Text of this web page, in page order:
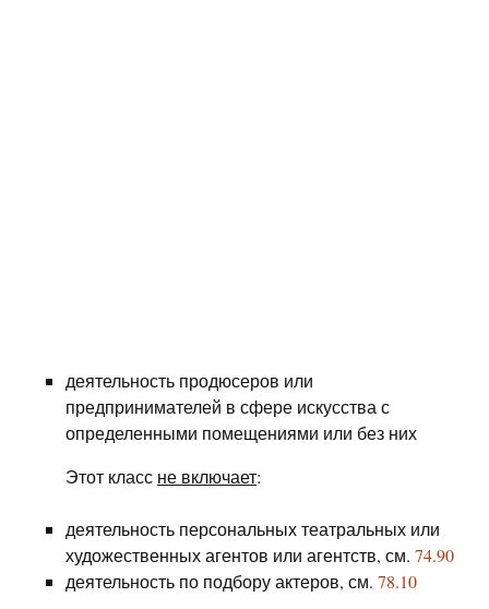
деятельность продюсеров или
предпринимателей в сфере искусства с
определенными помещениями или без них
Этот класс не включает:
деятельность персональных театральных или
художественных агентов или агентств, см. 74.90
деятельность по подбору актеров, см. 78.10